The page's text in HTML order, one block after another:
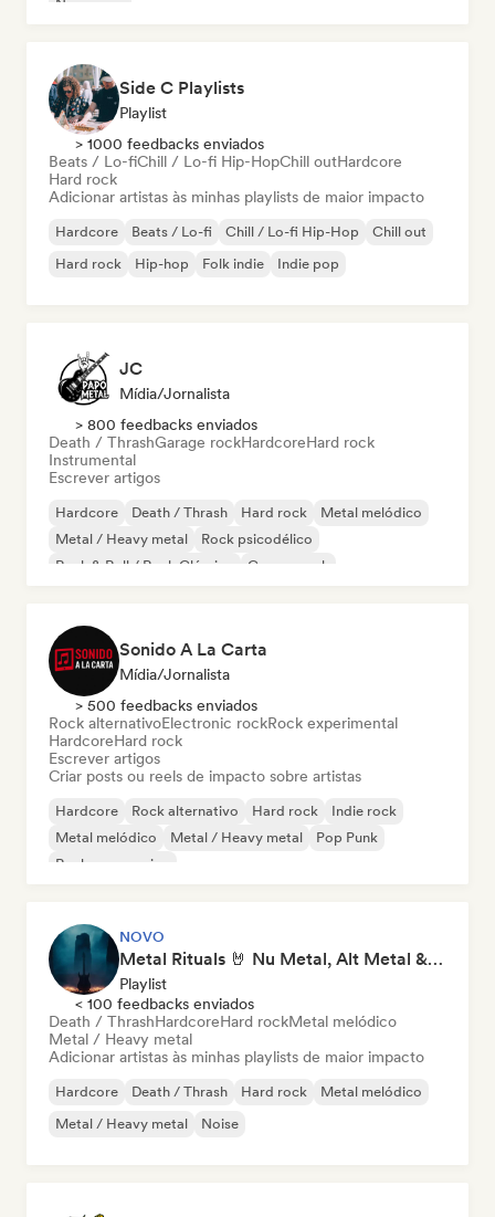
New wave
Side C Playlists
Playlist
> 1000 feedbacks enviados
Beats / Lo-fiChill / Lo-fi Hip-HopChill outHardcore
Hard rock
Adicionar artistas às minhas playlists de maior impacto
Hardcore Beats / Lo-fi Chill / Lo-fi Hip-Hop
Chill out
Hard rock
Hip-hop Folk indie Indie pop
JC
Mídia/Jornalista
> 800 feedbacks enviados
Death / ThrashGarage rockHardcoreHard rock
Instrumental
Escrever artigos
Hardcore Death / Thrash Hard rock
Metal melódico
Metal / Heavy metal
Rock psicodélico
Rock & Roll / Rock Clássico
Garage rock
Sonido A La Carta
Mídia/Jornalista
> 500 feedbacks enviados
Rock alternativoElectronic rockRock experimental
HardcoreHard rock
Escrever artigos
Criar posts ou reels de impacto sobre artistas
Hardcore Rock alternativo Hard rock
Indie rock
Metal melódico
Metal / Heavy metal
Pop Punk
Rock progressivo
NOVO
Metal Rituals 🤘 Nu Metal, Alt Metal & Progressive Metal
Playlist
< 100 feedbacks enviados
Death / ThrashHardcoreHard rockMetal melódico
Metal / Heavy metal
Adicionar artistas às minhas playlists de maior impacto
Hardcore Death / Thrash Hard rock
Metal melódico
Metal / Heavy metal
Noise